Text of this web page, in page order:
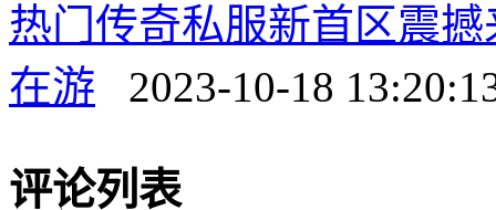
热门传奇私服新首区震
在游 2023-10-18
评论列表